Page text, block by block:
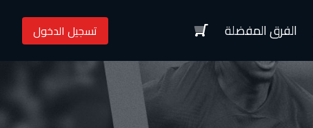
الفرق المفضلة تسجيل الدخول